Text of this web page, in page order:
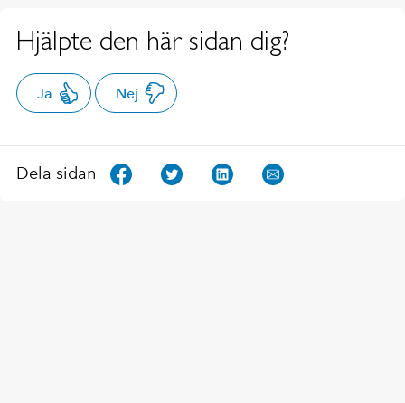
Hjälpte den här sidan dig?
Ja Nej
Dela sidan